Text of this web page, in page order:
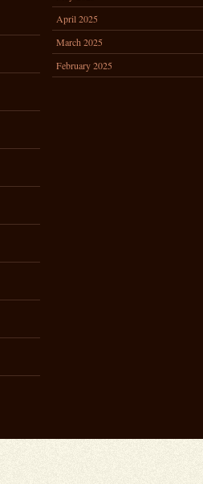
April 2025
March 2025
February 2025